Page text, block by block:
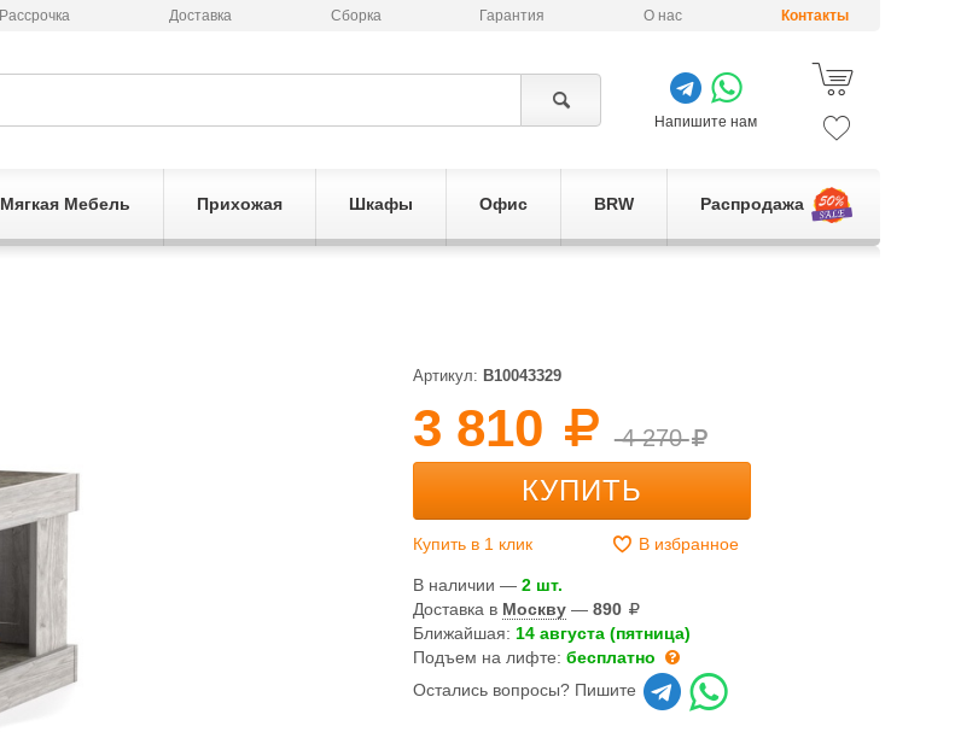
Рассрочка Доставка Сборка Гарантия О нас Контакты
Напишите нам
Мягкая Мебель Прихожая Шкафы Офис BRW Распродажа
Артикул: B10043329
3 810 4 270
КУПИТЬ
Купить в 1 клик В избранное
В наличии —2 шт.
Доставка в Москву —890
Ближайшая: 14 августа (пятница)
Подъем на лифте:бесплатно
Остались вопросы? Пишите